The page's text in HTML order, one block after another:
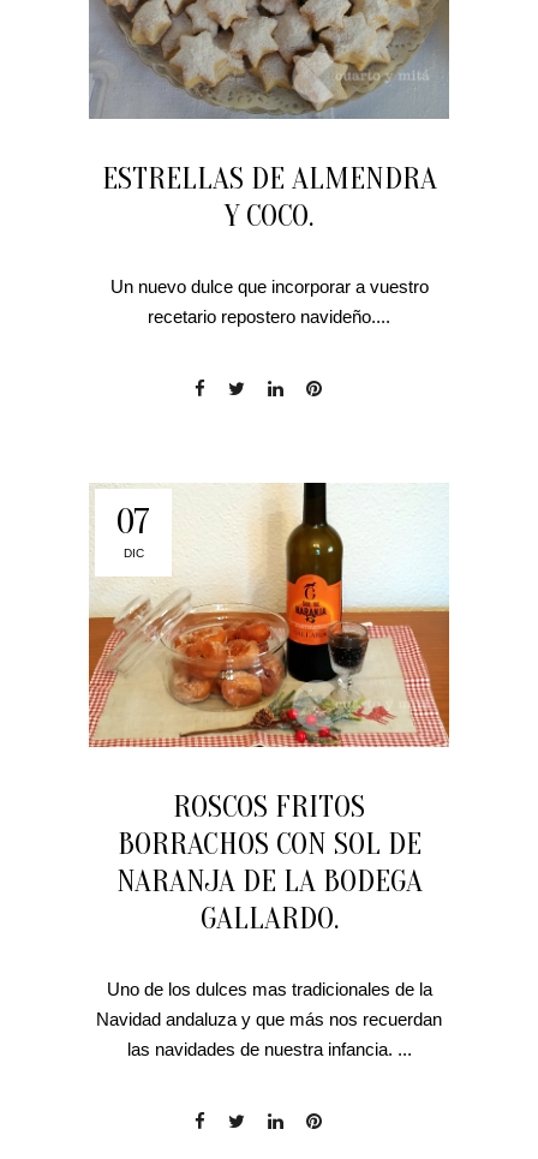
ESTRELLAS DE ALMENDRA
Y COCO.
Un nuevo dulce que incorporar a vuestro
recetario repostero navideño....
07
DIC
ROSCOS FRITOS
BORRACHOS CON SOL DE
NARANJA DE LA BODEGA
GALLARDO.
Uno de los dulces mas tradicionales de la
Navidad andaluza y que más nos recuerdan
las navidades de nuestra infancia. ...